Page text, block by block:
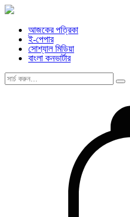
আজকের পত্রিকা
ই-পেপার
সোশ্যাল মিডিয়া
বাংলা কনভার্টার